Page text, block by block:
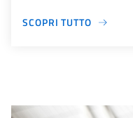
SCOPRI TUTTO